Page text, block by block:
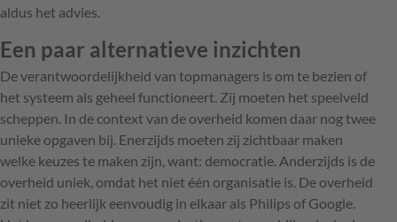
aldus het advies.
Een paar alternatieve inzichten
De verantwoordelijkheid van topmanagers is om te bezien of
het systeem als geheel functioneert. Zij moeten het speelveld
scheppen. In de context van de overheid komen daar nog twee
unieke opgaven bij. Enerzijds moeten zij zichtbaar maken
welke keuzes te maken zijn, want: democratie. Anderzijds is de
overheid uniek, omdat het niet één organisatie is. De overheid
zit niet zo heerlijk eenvoudig in elkaar als Philips of Google.